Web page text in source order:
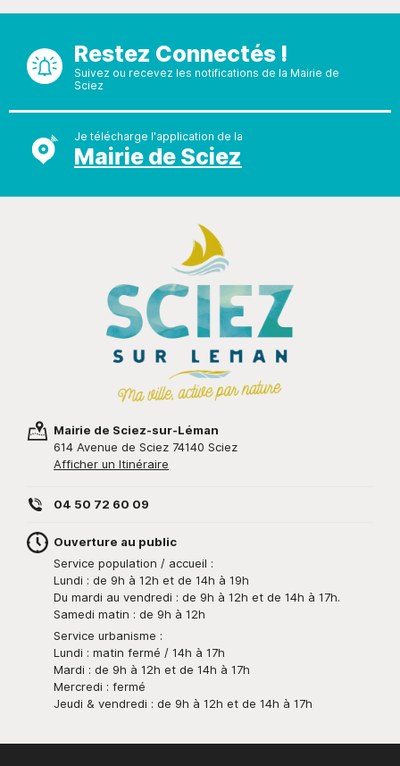
Restez Connectés !
Suivez ou recevez les notifications de la Mairie de
Sciez
Je télécharge l'application de la
Mairie de Sciez
Mairie de Sciez-sur-Léman
614 Avenue de Sciez 74140 Sciez
Afficher un Itinéraire
04 50 72 60 09
Ouverture au public
Service population / accueil :
Lundi : de 9h à 12h et de 14h à 19h
Du mardi au vendredi : de 9h à 12h et de 14h à 17h.
Samedi matin : de 9h à 12h
Service urbanisme :
Lundi : matin fermé / 14h à 17h
Mardi : de 9h à 12h et de 14h à 17h
Mercredi : fermé
Jeudi & vendredi : de 9h à 12h et de 14h à 17h